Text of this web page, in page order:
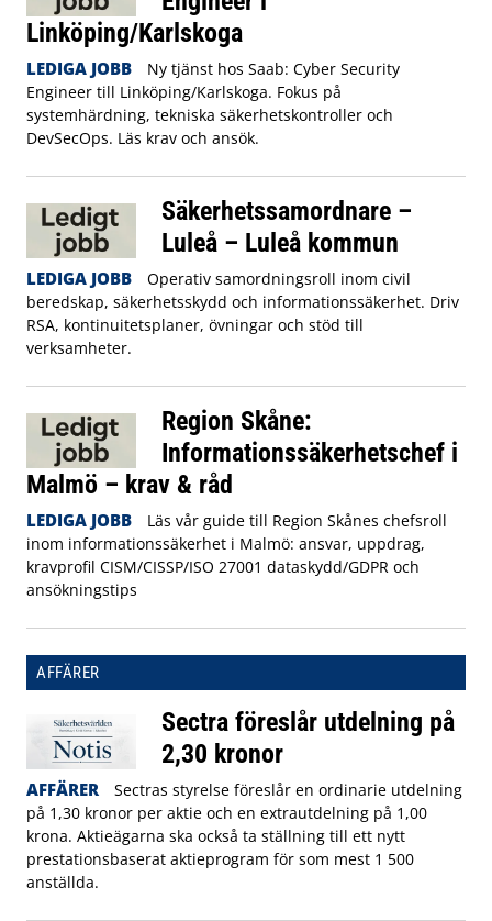
Linköping/Karlskoga
LEDIGA JOBB
Ny tjänst hos Saab: Cyber Security
Engineer till Linköping/Karlskoga. Fokus på
systemhärdning, tekniska säkerhetskontroller och
DevSecOps. Läs krav och ansök.
Säkerhetssamordnare –
Luleå – Luleå kommun
LEDIGA JOBB
Operativ samordningsroll inom civil
beredskap, säkerhetsskydd och informationssäkerhet. Driv
RSA, kontinuitetsplaner, övningar och stöd till
verksamheter.
Region Skåne:
Informationssäkerhetschef i
Malmö – krav & råd
LEDIGA JOBB
Läs vår guide till Region Skånes chefsroll
inom informationssäkerhet i Malmö: ansvar, uppdrag,
kravprofil CISM/CISSP/ISO 27001 dataskydd/GDPR och
ansökningstips
AFFÄRER
Sectra föreslår utdelning på
2,30 kronor
AFFÄRER
Sectras styrelse föreslår en ordinarie utdelning
på 1,30 kronor per aktie och en extrautdelning på 1,00
krona. Aktieägarna ska också ta ställning till ett nytt
prestationsbaserat aktieprogram för som mest 1 500
anställda.